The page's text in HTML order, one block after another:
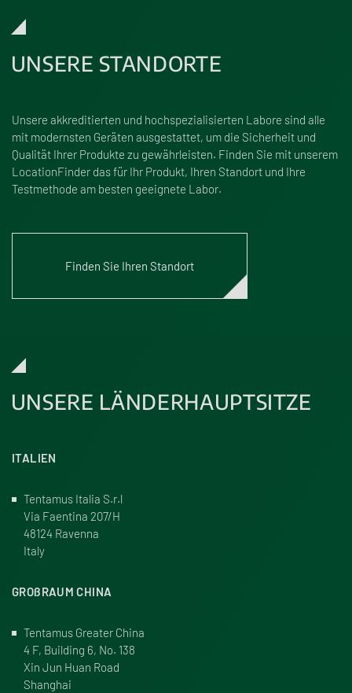
UNSERE STANDORTE
Unsere akkreditierten und hochspezialisierten Labore sind alle
mit modernsten Geräten ausgestattet, um die Sicherheit und
Qualität Ihrer Produkte zu gewährleisten. Finden Sie mit unserem
LocationFinder das für Ihr Produkt, Ihren Standort und Ihre
Testmethode am besten geeignete Labor.
Finden Sie Ihren Standort
UNSERE LÄNDERHAUPTSITZE
ITALIEN
Tentamus Italia S.r.l
Via Faentina 207/H
48124 Ravenna
Italy
GROßRAUM CHINA
Tentamus Greater China
4 F, Building 6, No. 138
Xin Jun Huan Road
Shanghai